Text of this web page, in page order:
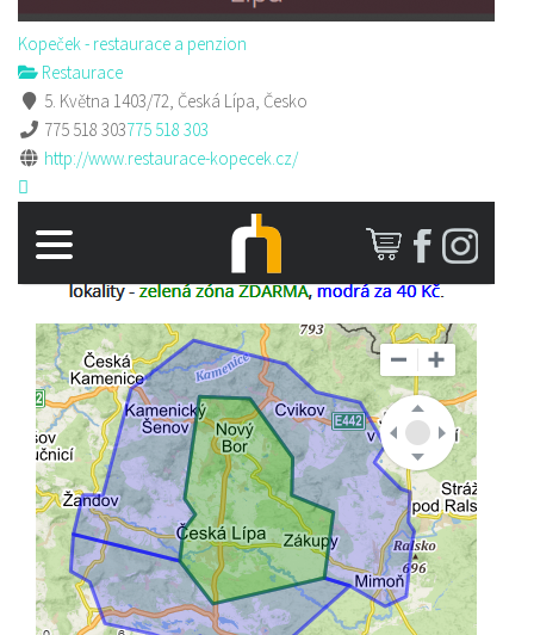
Kopeček - restaurace a penzion
Restaurace
5. Května 1403/72, Česká Lípa, Česko
775 518 303775 518 303
http://www.restaurace-kopecek.cz/